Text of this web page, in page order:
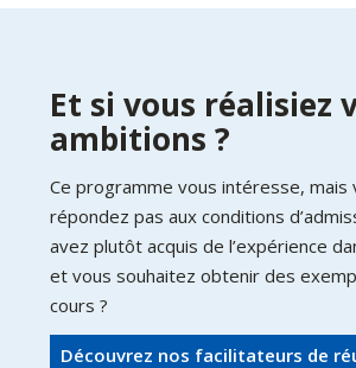
Et si vous réalisiez
ambitions ?
Ce programme vous intéresse, mais
répondez pas aux conditions
avez plutôt acquis de l’expérience
et vous souhaitez obtenir des
cours ?
Découvrez nos facilitateurs de